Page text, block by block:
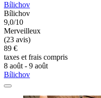
Bílichov
Bílichov
9,0/10
Merveilleux
(23 avis)
89 €
taxes et frais compris
8 août - 9 août
Bílichov